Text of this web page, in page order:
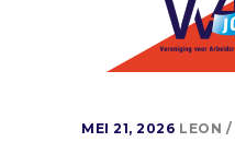
MEI 21, 2026 LEON